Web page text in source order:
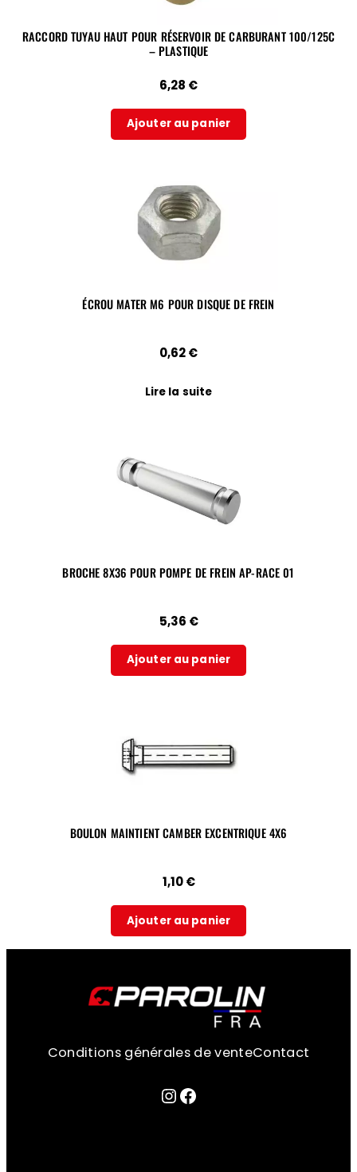
RACCORD TUYAU HAUT POUR RÉSERVOIR DE CARBURANT 100/125C
– PLASTIQUE
6,28 €
Ajouter au panier
ÉCROU MATER M6 POUR DISQUE DE FREIN
0,62€
Lire la suite
BROCHE 8X36 POUR POMPE DE FREIN AP-RACE 01
5,36 €
Ajouter au panier
BOULON MAINTIENT CAMBER EXCENTRIQUE 4X6
1,10€
Ajouter au panier
Conditions générales de venteContact
Lien sur la page instagram
Facebook